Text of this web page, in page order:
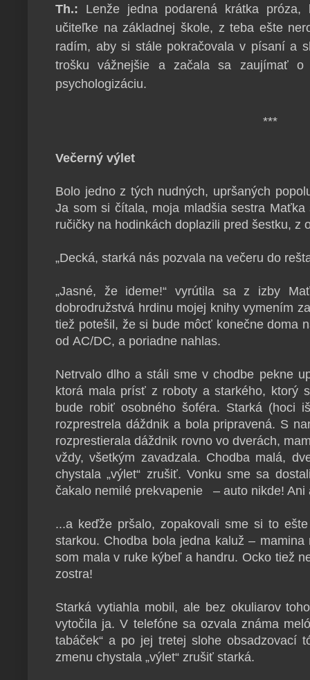
Th.: Lenže jedna podarená krátka
učiteľke na základnej škole, z teba ešte
radím, aby si stále pokračovala v písaní a
trošku vážnejšie a začala sa zaujímať o
psychologizáciu.
***
Večerný výlet
Bolo jedno z tých nudných, upršaných
Ja som si čítala, moja mladšia sestra
ručičky na hodinkách doplazili pred šestku, z
„Decká, starká nás pozvala na večeru do
„Jasné, že ideme!“ vyrútila sa z izby
dobrodružstvá hrdinu mojej knihy vymením
tiež potešil, že si bude môcť konečne doma
od AC/DC, a poriadne nahlas.
Netrvalo dlho a stáli sme v chodbe pekne
ktorá mala prísť z roboty a starkého, ktorý
bude robiť osobného šoféra. Starká (hoci
rozprestrela dáždnik a bola pripravená. S
rozprestierala dáždnik rovno vo dverách,
vždy, všetkým zavadzala. Chodba malá,
chystala „výlet“ zrušiť. Vonku sme sa
čakalo nemilé prekvapenie – auto nikde! Ani
...a keďže pršalo, zopakovali sme si to
starkou. Chodba bola jedna kaluž –
som mala v ruke kýbeľ a handru. Ocko tiež
zostra!
Starká vytiahla mobil, ale bez okuliarov
vytočila ja. V telefóne sa ozvala známa
tabáček“ a po jej tretej slohe obsadzovací
zmenu chystala „výlet“ zrušiť starká.